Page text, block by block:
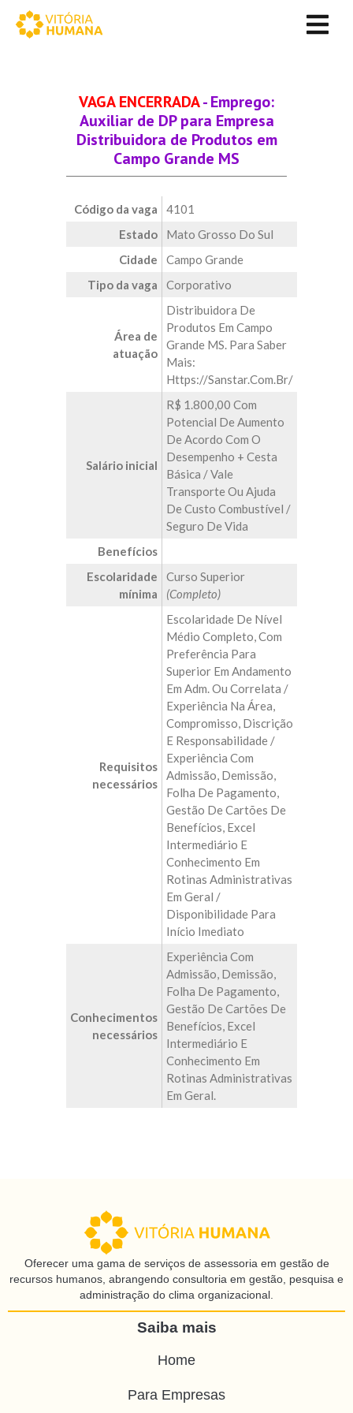
VAGA ENCERRADA- Emprego:
Auxiliar de DP para Empresa
Distribuidora de Produtos em
Campo Grande MS
Código da vaga
4101
Estado
Mato Grosso Do Sul
Cidade
Campo Grande
Tipo da vaga
Corporativo
Área de
atuação
Distribuidora De
Produtos Em Campo
Grande MS. Para Saber
Mais:
Https://sanstar.com.br/
Salário inicial
R$ 1.800,00 Com
Potencial De Aumento
De Acordo Com O
Desempenho + Cesta
Básica / Vale
Transporte Ou Ajuda
De Custo Combustível /
Seguro De Vida
Benefícios
Escolaridade
mínima
Curso Superior
(Completo)
Requisitos
necessários
Escolaridade De Nível
Médio Completo, Com
Preferência Para
Superior Em Andamento
Em Adm. Ou Correlata /
Experiência Na Área,
Compromisso, Discrição
E Responsabilidade /
Experiência Com
Admissão, Demissão,
Folha De Pagamento,
Gestão De Cartões De
Benefícios, Excel
Intermediário E
Conhecimento Em
Rotinas Administrativas
Em Geral /
Disponibilidade Para
Início Imediato
Conhecimentos
necessários
Experiência Com
Admissão, Demissão,
Folha De Pagamento,
Gestão De Cartões De
Benefícios, Excel
Intermediário E
Conhecimento Em
Rotinas Administrativas
Em Geral.
Oferecer uma gama de serviços de assessoria em gestão de
recursos humanos, abrangendo consultoria em gestão, pesquisa e
administração do clima organizacional.
Saiba mais
Home
Para Empresas